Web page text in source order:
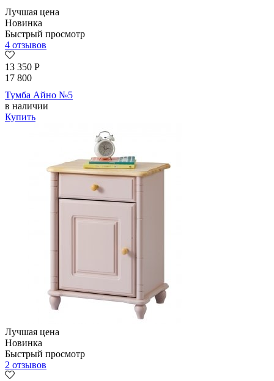
Лучшая цена
Новинка
Быстрый просмотр
4 отзывов
13 350 Р
17 800
Тумба Айно №5
в наличии
Купить
Лучшая цена
Новинка
Быстрый просмотр
2 отзывов